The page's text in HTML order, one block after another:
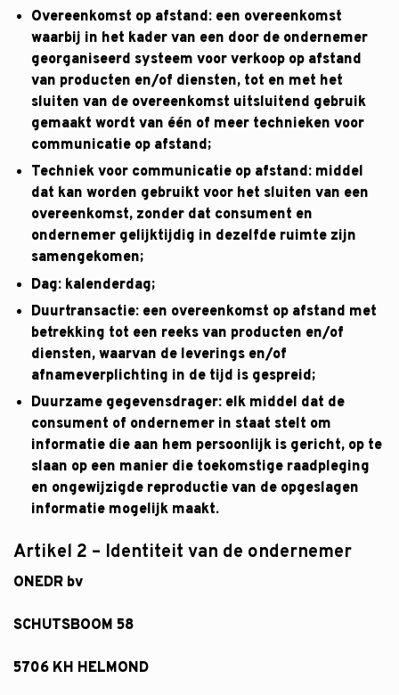
Overeenkomst op afstand: een overeenkomst
waarbij in het kader van een door de ondernemer
georganiseerd systeem voor verkoop op afstand
van producten en/of diensten, tot en met het
sluiten van de overeenkomst uitsluitend gebruik
gemaakt wordt van één of meer technieken voor
communicatie op afstand;
Techniek voor communicatie op afstand: middel
dat kan worden gebruikt voor het sluiten van een
overeenkomst, zonder dat consument en
ondernemer gelijktijdig in dezelfde ruimte zijn
samengekomen;
Dag: kalenderdag;
Duurtransactie: een overeenkomst op afstand met
betrekking tot een reeks van producten en/of
diensten, waarvan de leverings en/of
afnameverplichting in de tijd is gespreid;
Duurzame gegevensdrager: elk middel dat de
consument of ondernemer in staat stelt om
informatie die aan hem persoonlijk is gericht, op te
slaan op een manier die toekomstige raadpleging
en ongewijzigde reproductie van de opgeslagen
informatie mogelijk maakt.
Artikel 2 – Identiteit van de ondernemer
ONEDR bv
SCHUTSBOOM 58
5706 KH HELMOND